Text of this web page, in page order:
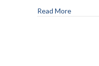
Read More